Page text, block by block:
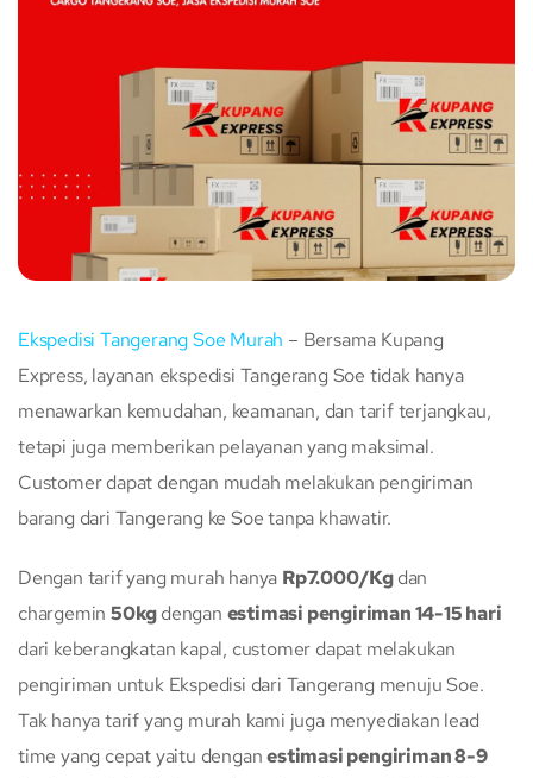
Ekspedisi Tangerang Soe Murah – Bersama Kupang
Express, layanan ekspedisi Tangerang Soe tidak hanya
menawarkan kemudahan, keamanan, dan tarif terjangkau,
tetapi juga memberikan pelayanan yang maksimal.
Customer dapat dengan mudah melakukan pengiriman
barang dari Tangerang ke Soe tanpa khawatir.
Dengan tarif yang murah hanya Rp7.000/Kgdan
chargemin50kgdengan estimasi pengiriman 14-15 hari
dari keberangkatan kapal, customer dapat melakukan
pengiriman untuk Ekspedisi dari Tangerang menuju Soe.
Tak hanya tarif yang murah kami juga menyediakan lead
time yang cepat yaitu denganestimasi pengiriman 8-9